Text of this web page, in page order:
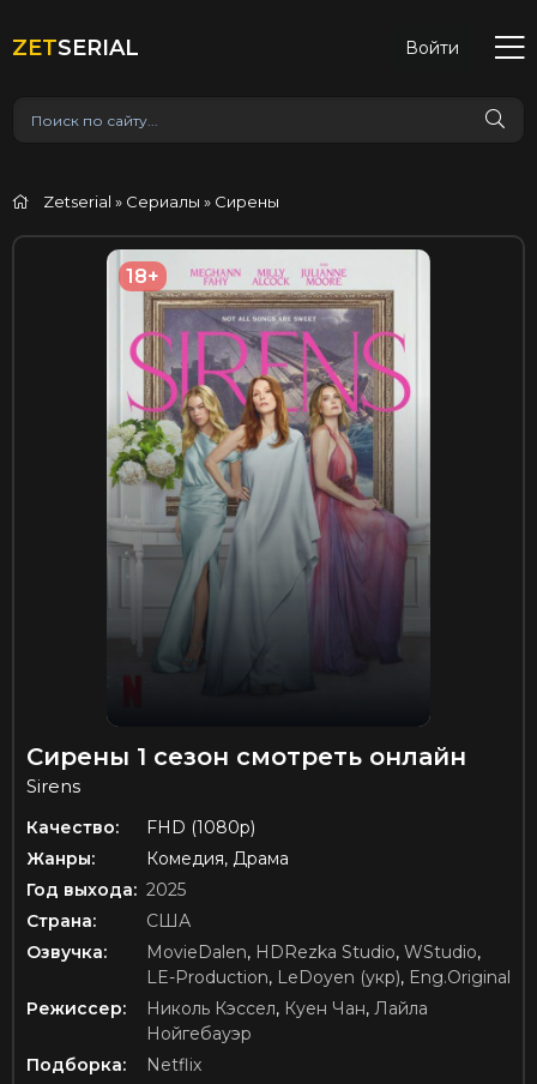
ZETSERIAL Войти
Zetserial » Сериалы » Сирены
18+
Сирены 1 сезон смотреть онлайн
Sirens
Качество:
FHD (1080p)
Жанры:
Комедия, Драма
Год выхода: 2025
Страна:
США
Озвучка:
MovieDalen, HDRezka Studio, WStudio,
LE-Production, LeDoyen (укр), Eng.Original
Режиссер:
Николь Кэссел, Куен Чан, Лайла
Нойгебауэр
Подборка:
Netflix